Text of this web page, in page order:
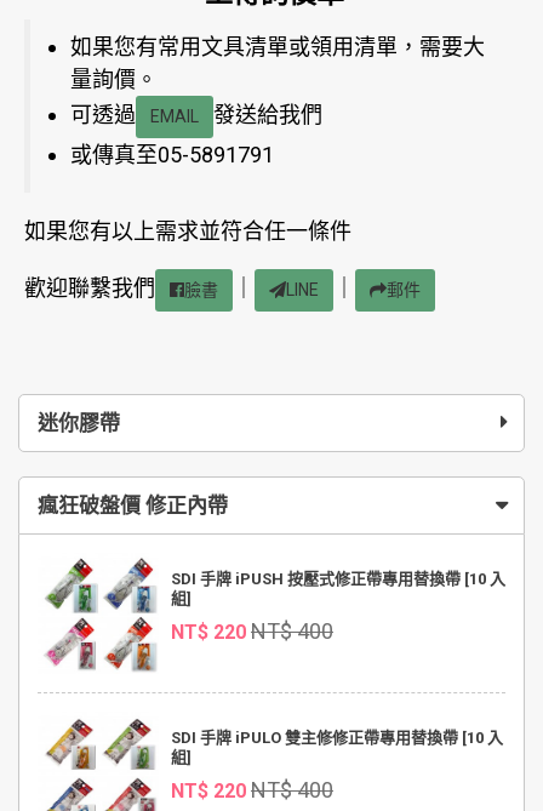
迷你膠帶
瘋狂破盤價 修正內帶
SDI 手牌 iPUSH 按壓式修正帶專用替換帶 [10 入
組]
NT$ 220 NT$ 400
SDI 手牌 iPULO 雙主修修正帶專用替換帶 [10 入
組]
NT$ 220 NT$ 400
如果您有常用文具清單或領用清單，需要大
量詢價。
可透過
EMAIL
發送給我們
或傳真至05-5891791
如果您有以上需求並符合任一條件
歡迎聯繫我們 臉書 LINE 郵件